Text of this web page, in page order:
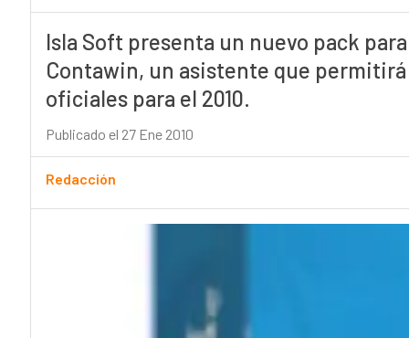
Isla Soft presenta un nuevo pack
Contawin, un asistente que
oficiales para el 2010.
Publicado el 27 Ene 2010
Redacción